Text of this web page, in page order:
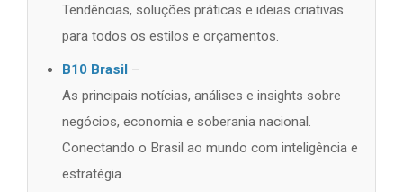
Tendências, soluções práticas e ideias criativas
para todos os estilos e orçamentos.
B10 Brasil –
As principais notícias, análises e insights sobre
negócios, economia e soberania nacional.
Conectando o Brasil ao mundo com inteligência e
estratégia.